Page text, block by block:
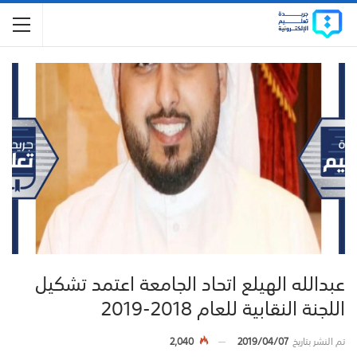
عبدالله الهيلع اتحاد الجامعة اعتمد تشكيل
اللجنة النقابية للعام 2018-2019
تم النشر بتاريخ2019/04/07
2,040